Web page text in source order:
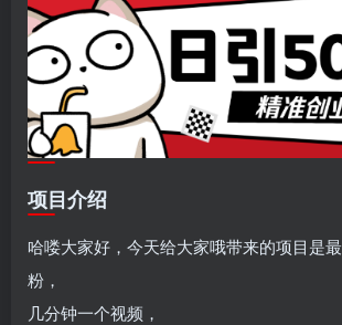
项目介绍
哈喽大家好，今天给大家哦带来的项目是
粉，
几分钟一个视频，